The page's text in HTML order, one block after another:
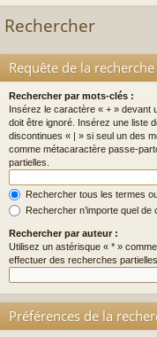
s
Rechercher
Requête de la recherche
Rechercher par mots-clés :
Insérez le caractère « + » devant
doit être ignoré. Insérez une liste
discontinues « | » si seul un des
comme métacaractère passe-
partielles.
Rechercher tous les termes
Rechercher n’importe quel de
Rechercher par auteur :
Utilisez un astérisque « * »
effectuer des recherches partielles.
Préférences de la